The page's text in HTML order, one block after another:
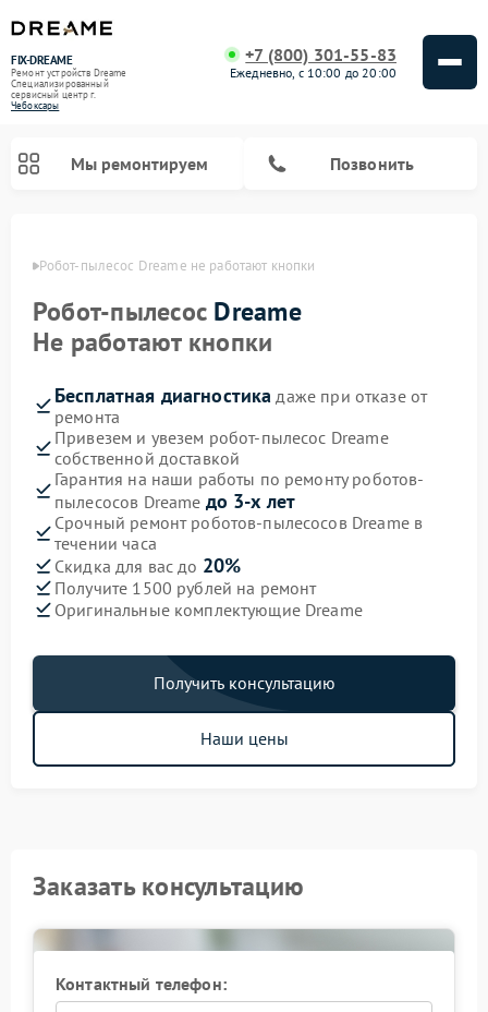
FIX-DREAME
Ремонт устройств Dreame
Специализированный
cервисный центр г.
Чебоксары
+7 (800) 301-55-83
Ежедневно, с 10:00 до 20:00
Мы ремонтируем Позвонить
Робот-пылесос Dreame не работают кнопки
Робот-пылесос Dreame
Не работают кнопки
Бесплатная диагностика даже при отказе от
ремонта
Привезем и увезем робот-пылесос Dreame
собственной доставкой
Гарантия на наши работы по ремонту роботов-
пылесосов Dreame до 3-х лет
Срочный ремонт роботов-пылесосов Dreame в
течении часа
Скидка для вас до 20%
Получите 1500 рублей на ремонт
Оригинальные комплектующие Dreame
Получить консультацию
Наши цены
Заказать консультацию
Контактный телефон: